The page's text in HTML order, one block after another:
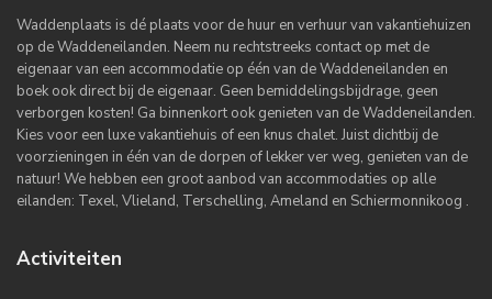
Waddenplaats is dé plaats voor de huur en verhuur van vakantiehuizen
op de Waddeneilanden. Neem nu rechtstreeks contact op met de
eigenaar van een accommodatie op één van de Waddeneilanden en
boek ook direct bij de eigenaar. Geen bemiddelingsbijdrage, geen
verborgen kosten! Ga binnenkort ook genieten van de Waddeneilanden.
Kies voor een luxe vakantiehuis of een knus chalet. Juist dichtbij de
voorzieningen in één van de dorpen of lekker ver weg, genieten van de
natuur! We hebben een groot aanbod van accommodaties op alle
eilanden: Texel, Vlieland, Terschelling, Ameland en Schiermonnikoog .
Activiteiten